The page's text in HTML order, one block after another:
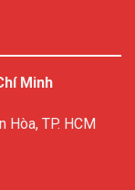
Minh
Hòa, TP. HCM